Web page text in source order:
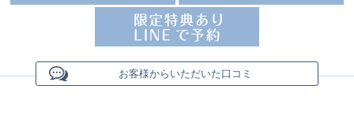
お客様からいただいた口コミ